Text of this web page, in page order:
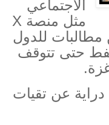
الاجتماعي
مثل منصة X
للدول
حتى تتوقف
عن تقيات